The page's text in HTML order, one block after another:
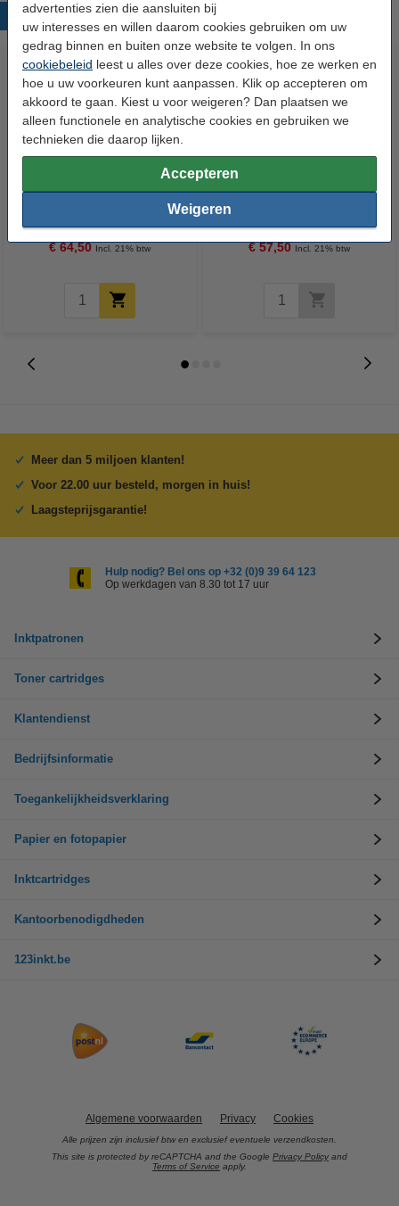
advertenties zien die aansluiten bij
uw interesses en willen daarom cookies gebruiken om uw
gedrag binnen en buiten onze website te volgen. In ons
cookiebeleid leest u alles over deze cookies, hoe ze werken en
hoe u uw voorkeuren kunt aanpassen. Klik op accepteren om
akkoord te gaan. Kiest u voor weigeren? Dan plaatsen we
alleen functionele en analytische cookies en gebruiken we
technieken die daarop lijken.
Accepteren
Weigeren
Populaire producten
€ 64,50 Incl. 21% btw € 57,50 Incl. 21% btw
Meer dan 5 miljoen klanten!
Voor 22.00 uur besteld, morgen in huis!
Laagsteprijsgarantie!
Hulp nodig? Bel ons op +32 (0)9 39 64 123
Op werkdagen van 8.30 tot 17 uur
Inktpatronen
Toner cartridges
Klantendienst
Bedrijfsinformatie
Toegankelijkheidsverklaring
Papier en fotopapier
Inktcartridges
Kantoorbenodigdheden
123inkt.be
Algemene voorwaarden Privacy Cookies
Alle prijzen zijn inclusief btw en exclusief eventuele verzendkosten.
This site is protected by reCAPTCHA and the Google Privacy Policy and
Terms of Service apply.